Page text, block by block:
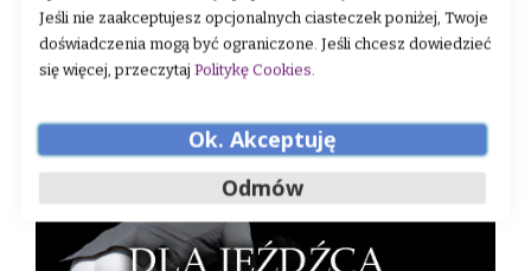
Jeśli nie zaakceptujesz opcjonalnych ciasteczek poniżej, Twoje
doświadczenia mogą być ograniczone. Jeśli chcesz dowiedzieć
się więcej, przeczytaj Politykę Cookies.
Ok. Akceptuję
Odmów